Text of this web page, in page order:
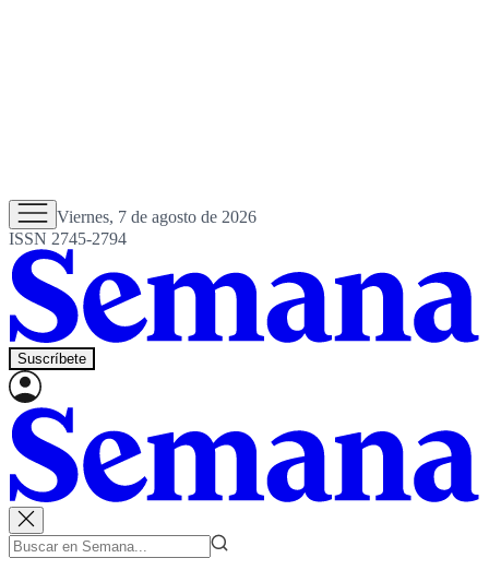
Viernes, 7 de agosto de 2026
ISSN 2745-2794
Suscríbete